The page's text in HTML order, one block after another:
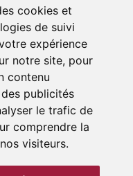
cookies et
de suivi
expérience
notre site, pour
contenu
publicités
le trafic de
comprendre la
visiteurs.